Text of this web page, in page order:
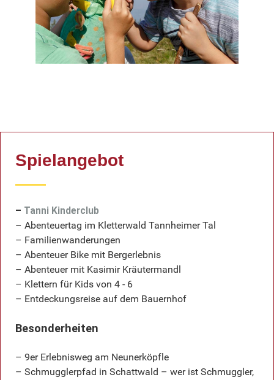
Spielangebot
– Tanni Kinderclub
– Abenteuertag im Kletterwald Tannheimer Tal
– Familienwanderungen
– Abenteuer Bike mit Bergerlebnis
– Abenteuer mit Kasimir Kräutermandl
– Klettern für Kids von 4 - 6
– Entdeckungsreise auf dem Bauernhof
Besonderheiten
– 9er Erlebnisweg am Neunerköpfle
– Schmugglerpfad in Schattwald – wer ist Schmuggler,